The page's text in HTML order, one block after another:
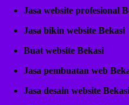
Jasa website profesional
Jasa bikin website Bekasi
Buat website Bekasi
Jasa pembuatan web
Jasa desain website Bekasi